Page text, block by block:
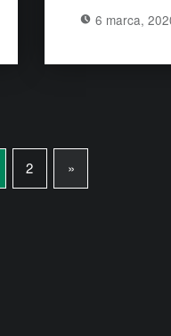
6 marca,
2 Next page
»